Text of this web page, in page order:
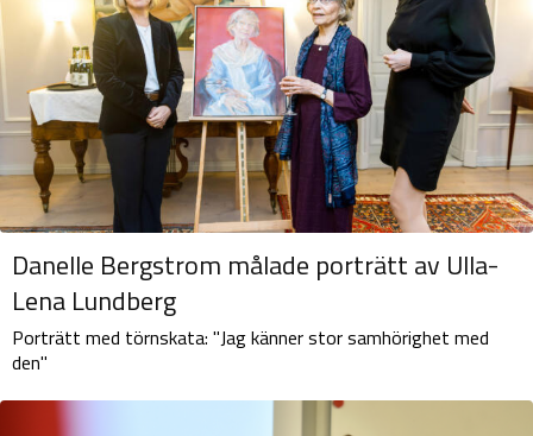
Danelle Bergstrom målade porträtt av Ulla-
Lena Lundberg
Porträtt med törnskata: "Jag känner stor samhörighet med
den"